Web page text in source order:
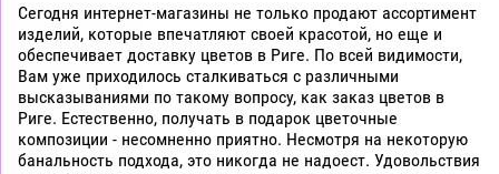
Сегодня интернет-магазины не только продают ассортимент
изделий, которые впечатляют своей красотой, но еще и
обеспечивает доставку цветов в Риге. По всей видимости,
Вам уже приходилось сталкиваться с различными
высказываниями по такому вопросу, как заказ цветов в
Риге. Естественно, получать в подарок цветочные
композиции - несомненно приятно. Несмотря на некоторую
банальность подхода, это никогда не надоест. Удовольствия